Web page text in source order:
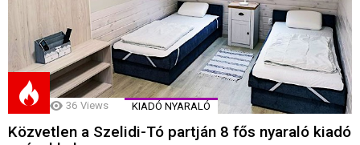
36 Views KIADÓ NYARALÓ
Közvetlen a Szelidi-Tó partján 8 fős nyaraló kiadó